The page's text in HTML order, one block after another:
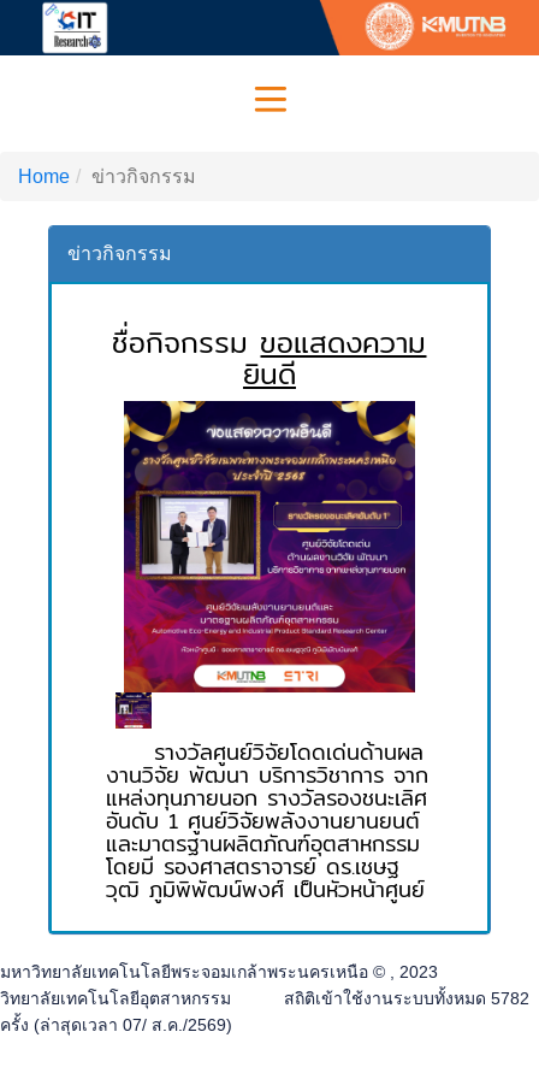
Home ข่าวกิจกรรม
ข่าวกิจกรรม
ชื่อกิจกรรม ขอแสดงความ
ยินดี
รางวัลศูนย์วิจัยโดดเด่นด้านผล
งานวิจัย พัฒนา บริการวิชาการ จาก
แหล่งทุนภายนอก รางวัลรองชนะเลิศ
อันดับ 1 ศูนย์วิจัยพลังงานยานยนต์
และมาตรฐานผลิตภัณฑ์อุตสาหกรรม
โดยมี รองศาสตราจารย์ ดร.เชษฐ
วุฒิ ภูมิพิพัฒน์พงศ์ เป็นหัวหน้าศูนย์
มหาวิทยาลัยเทคโนโลยีพระจอมเกล้าพระนครเหนือ © , 2023
วิทยาลัยเทคโนโลยีอุตสาหกรรม สถิติเข้าใช้งานระบบทั้งหมด 5782
ครั้ง (ล่าสุดเวลา 07/ ส.ค./2569)